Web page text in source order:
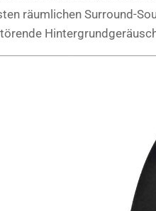
räumlichen Surround-